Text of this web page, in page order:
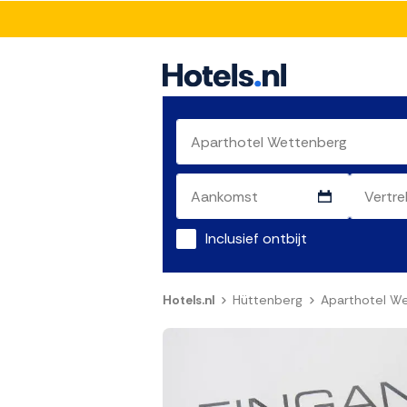
Inclusief ontbijt
Hotels.nl Hüttenberg Aparthotel